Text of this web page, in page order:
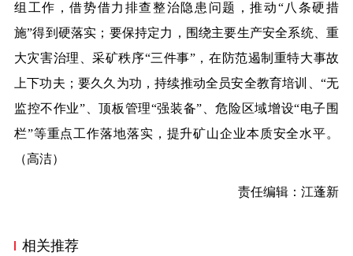
组工作，借势借力排查整治隐患问题，推动“八条硬措
施”得到硬落实；要保持定力，围绕主要生产安全系统、重
大灾害治理、采矿秩序“三件事”，在防范遏制重特大事故
上下功夫；要久久为功，持续推动全员安全教育培训、“无
监控不作业”、顶板管理“强装备”、危险区域增设“电子围
栏”等重点工作落地落实，提升矿山企业本质安全水平。
（高洁）
责任编辑：江蓬新
相关推荐